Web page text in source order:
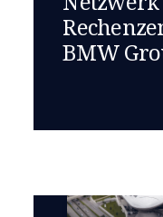
BMW